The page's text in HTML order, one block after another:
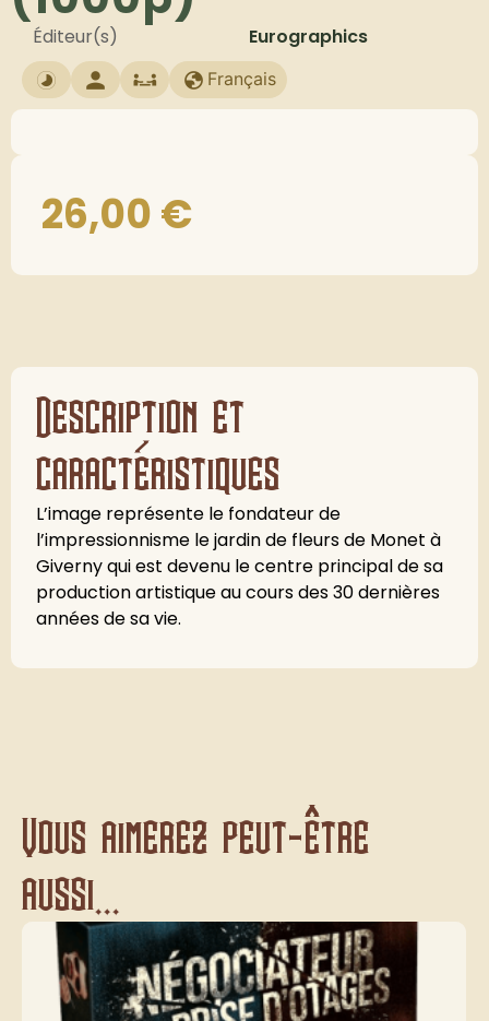
Éditeur(s) Eurographics
Français
26,00€
Description et
caractéristiques
L’image représente le fondateur de
l’impressionnisme le jardin de fleurs de Monet à
Giverny qui est devenu le centre principal de sa
production artistique au cours des 30 dernières
années de sa vie.
Vous aimerez peut-être
aussi...